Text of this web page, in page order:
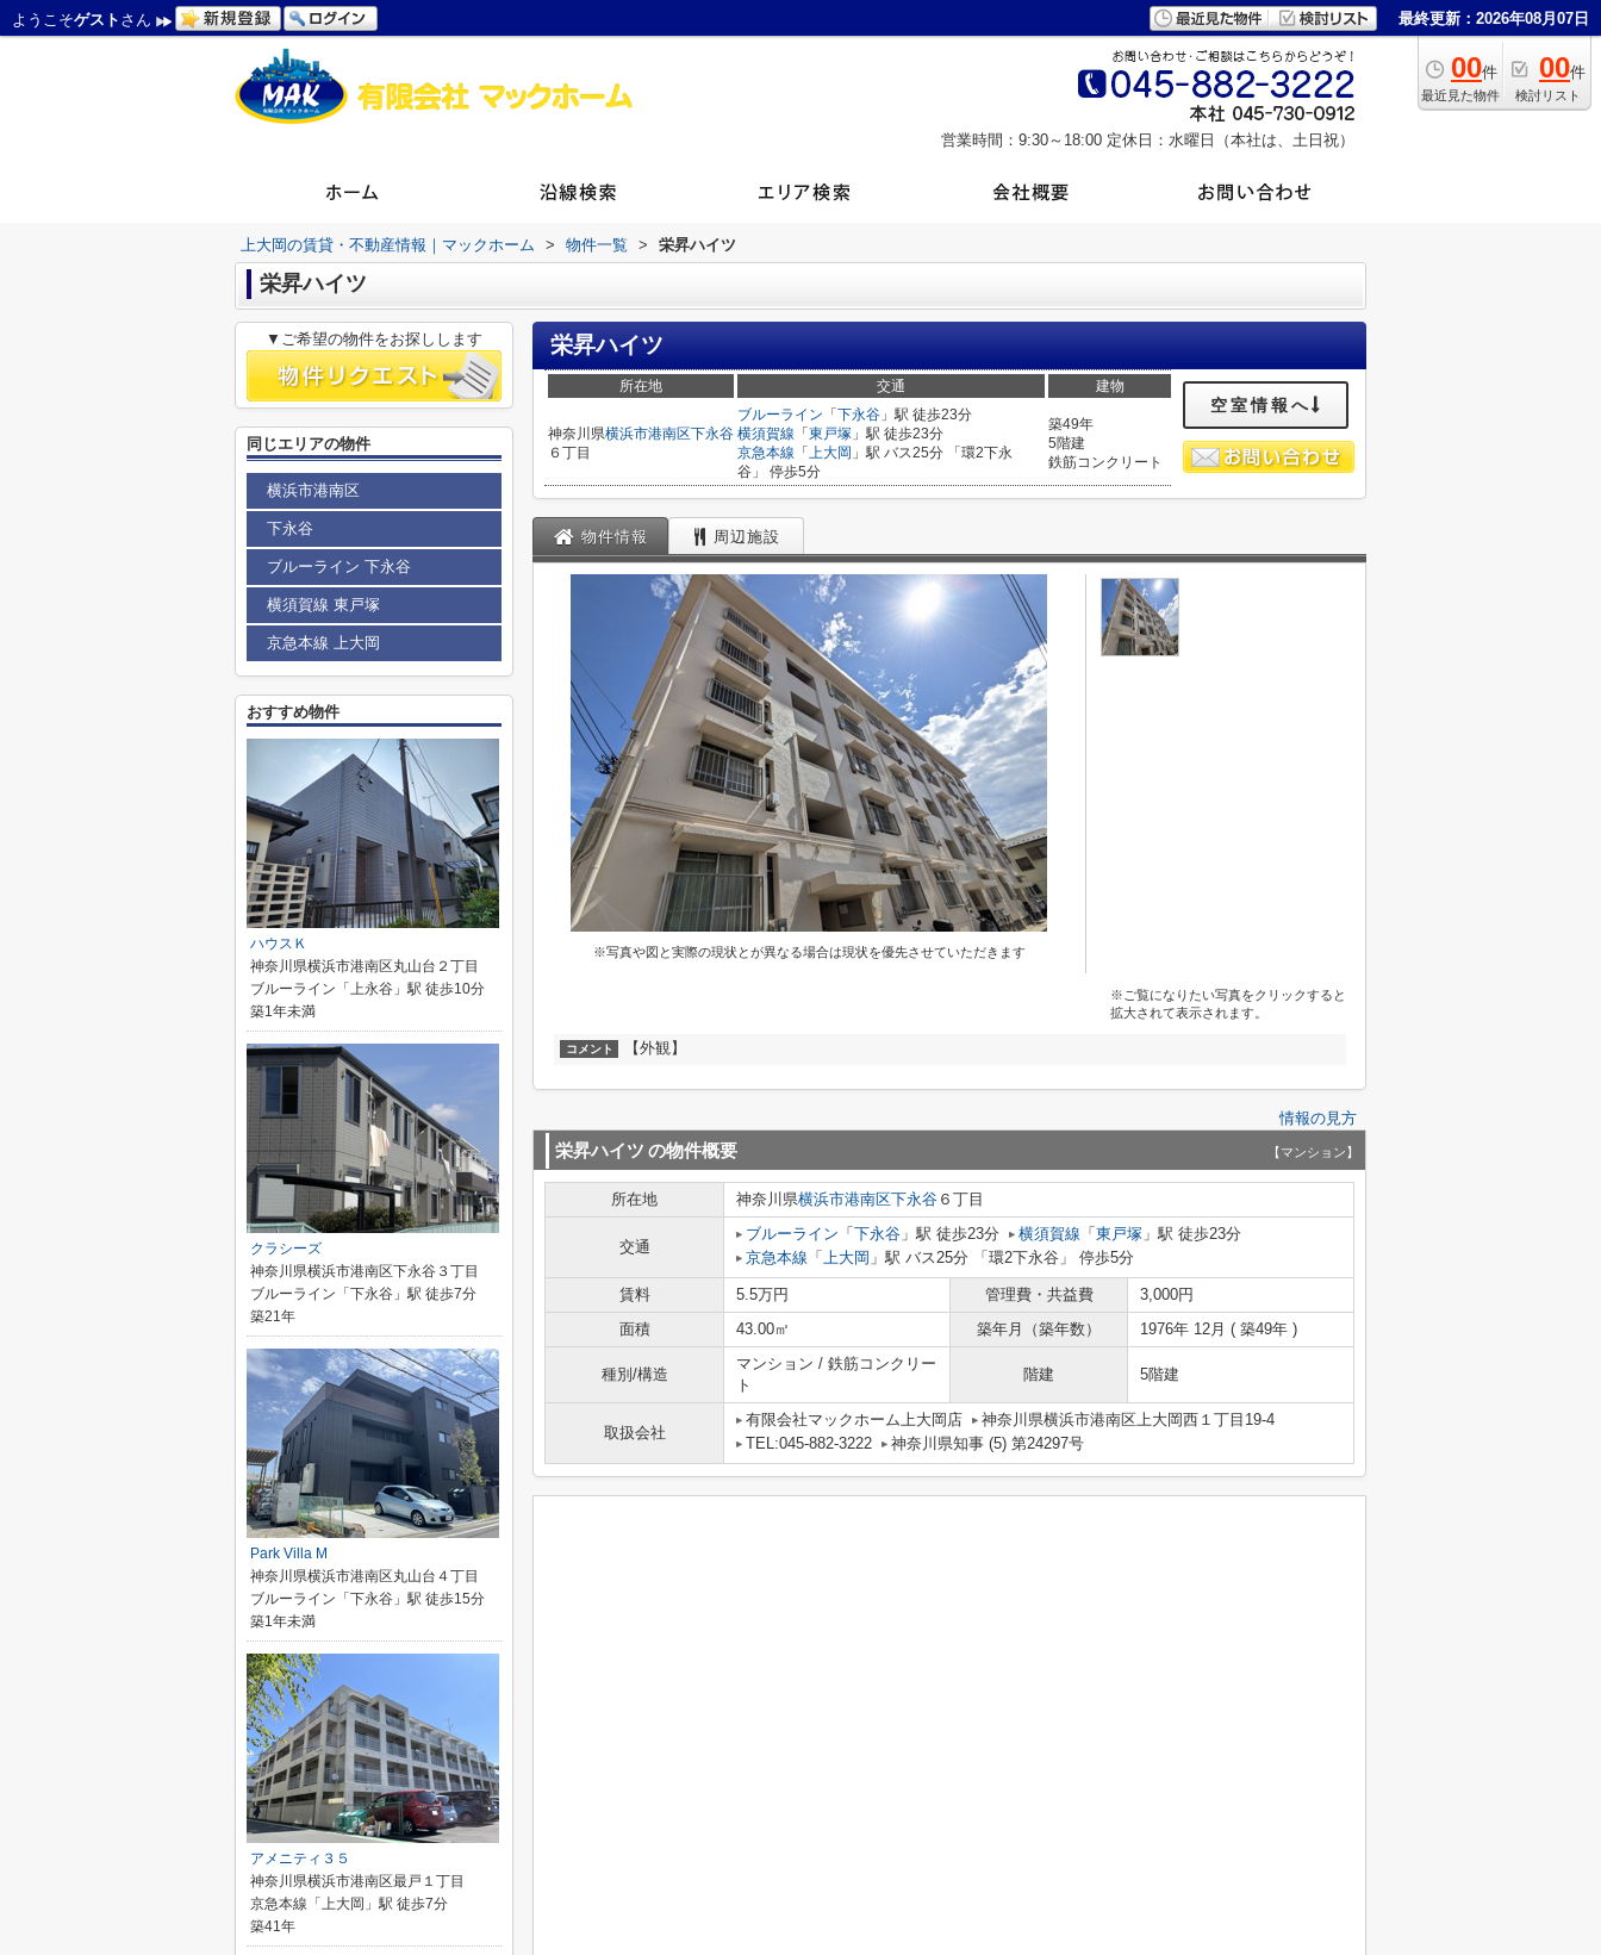
ようこそゲスト さん 最終更新：2026年08月07日
00件
最近見た物件
00件
検討リスト
営業時間：9:30～18:00 定休日：水曜日（本社は、土日祝）
上大岡の賃貸・不動産情報｜マックホーム > 物件一覧 > 栄昇ハイツ
栄昇ハイツ
栄昇ハイツ
所在地 交通 建物
神奈川県横浜市港南区下永谷
６丁目
ブルーライン 「 下永谷 」駅 徒歩23分
横須賀線 「 東戸塚 」駅 徒歩23分
京急本線 「 上大岡 」駅 バス25分 「環2下永
谷」 停歩5分
築49年
5階建
鉄筋コンクリート
空室情報へ
物件情報 周辺施設
※写真や図と実際の現状とが異なる場合は現状を優先させていただきます
※ご覧になりたい写真をクリックすると
拡大されて表示されます。
コメント 【外観】
情報の見方
栄昇ハイツ の物件概要 【マンション】
所在地 神奈川県横浜市港南区下永谷 ６丁目
交通
ブルーライン 「 下永谷 」駅 徒歩23分 横須賀線 「 東戸塚 」駅 徒歩23分
京急本線 「 上大岡 」駅 バス25分 「環2下永谷」 停歩5分
賃料 5.5万円 管理費・共益費
3,000円
面積
43.00㎡ 築年月（築年数） 1976年 12月 ( 築49年 )
種別/構造
マンション / 鉄筋コンクリー
ト
階建 5階建
取扱会社
有限会社マックホーム上大岡店
神奈川県横浜市港南区上大岡西１丁目19-4
TEL:045-882-3222
神奈川県知事 (5) 第24297号
▼ご希望の物件をお探しします
同じエリアの物件
横浜市港南区
下永谷
ブルーライン 下永谷
横須賀線 東戸塚
京急本線 上大岡
おすすめ物件
ハウスＫ
神奈川県横浜市港南区丸山台２丁目
ブルーライン「上永谷」駅 徒歩10分
築1年未満
クラシーズ
神奈川県横浜市港南区下永谷３丁目
ブルーライン「下永谷」駅 徒歩7分
築21年
Park Villa M
神奈川県横浜市港南区丸山台４丁目
ブルーライン「下永谷」駅 徒歩15分
築1年未満
アメニティ３５
神奈川県横浜市港南区最戸１丁目
京急本線「上大岡」駅 徒歩7分
築41年